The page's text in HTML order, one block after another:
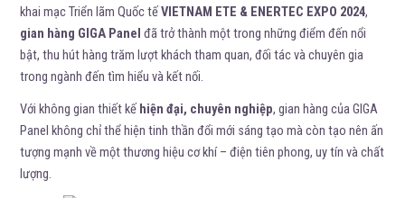
khai mạc Triển lãm Quốc tếVIETNAM ETE & ENERTEC EXPO 2024,
gian hàng GIGA Panel đã trở thành một trong những điểm đến nổi
bật, thu hút hàng trăm lượt khách tham quan, đối tác và chuyên gia
trong ngành đến tìm hiểu và kết nối.
Với không gian thiết kếhiện đại, chuyên nghiệp, gian hàng của GIGA
Panel không chỉ thể hiện tinh thần đổi mới sáng tạo mà còn tạo nên ấn
tượng mạnh về một thương hiệu cơ khí – điện tiên phong, uy tín và chất
lượng.